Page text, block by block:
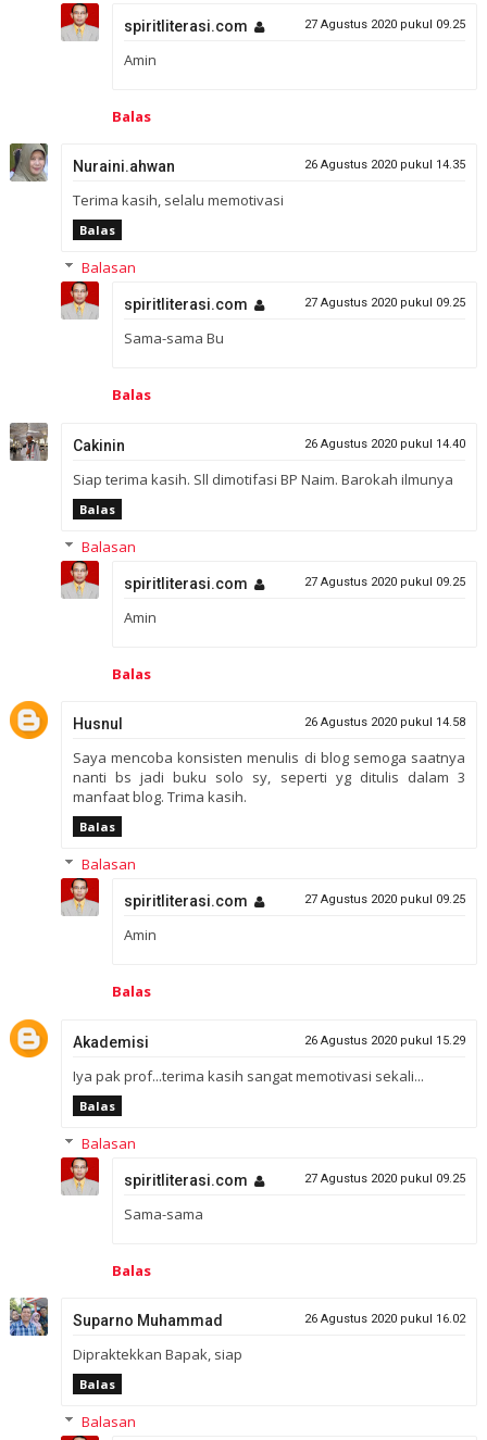
spiritliterasi.com 27 Agustus 2020 pukul 09.25
Amin
Balas
Nuraini.ahwan 26 Agustus 2020 pukul 14.35
Terima kasih, selalu memotivasi
Balas
Balasan
spiritliterasi.com 27 Agustus 2020 pukul 09.25
Sama-sama Bu
Balas
Cakinin 26 Agustus 2020 pukul 14.40
Siap terima kasih. Sll dimotifasi BP Naim. Barokah ilmunya
Balas
Balasan
spiritliterasi.com 27 Agustus 2020 pukul 09.25
Amin
Balas
Husnul 26 Agustus 2020 pukul 14.58
Saya mencoba konsisten menulis di blog semoga saatnya
nanti bs jadi buku solo sy, seperti yg ditulis dalam 3
manfaat blog. Trima kasih.
Balas
Balasan
spiritliterasi.com 27 Agustus 2020 pukul 09.25
Amin
Balas
Akademisi 26 Agustus 2020 pukul 15.29
Iya pak prof...terima kasih sangat memotivasi sekali...
Balas
Balasan
spiritliterasi.com 27 Agustus 2020 pukul 09.25
Sama-sama
Balas
Suparno Muhammad 26 Agustus 2020 pukul 16.02
Dipraktekkan Bapak, siap
Balas
Balasan